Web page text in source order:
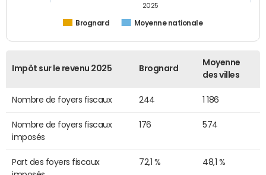
Brognard Moyenne nationale
2025
Impôt sur le revenu 2025 Brognard
Moyenne
des villes
Nombre de foyers fiscaux 244 1 186
Nombre de foyers fiscaux
imposés
176 574
Part des foyers fiscaux
72,1 % 48,1 %